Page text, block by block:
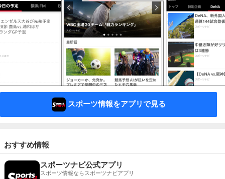
スポーツ情報をアプリで見る
おすすめ情報
スポーツナビ公式アプリ
スポーツ情報ならスポーツナビアプリ